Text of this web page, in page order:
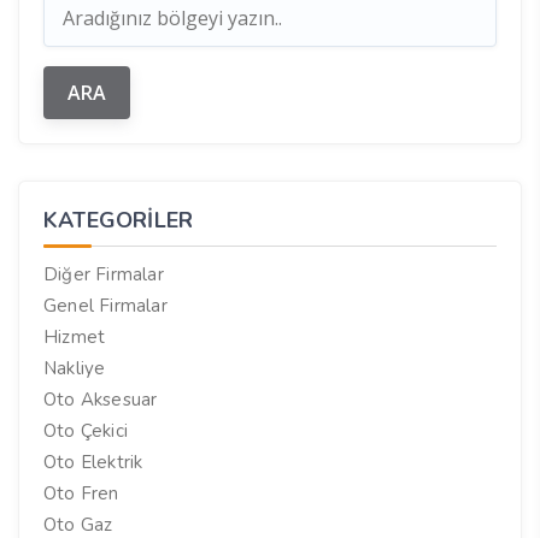
KATEGORILER
Diğer Firmalar
Genel Firmalar
Hizmet
Nakliye
Oto Aksesuar
Oto Çekici
Oto Elektrik
Oto Fren
Oto Gaz